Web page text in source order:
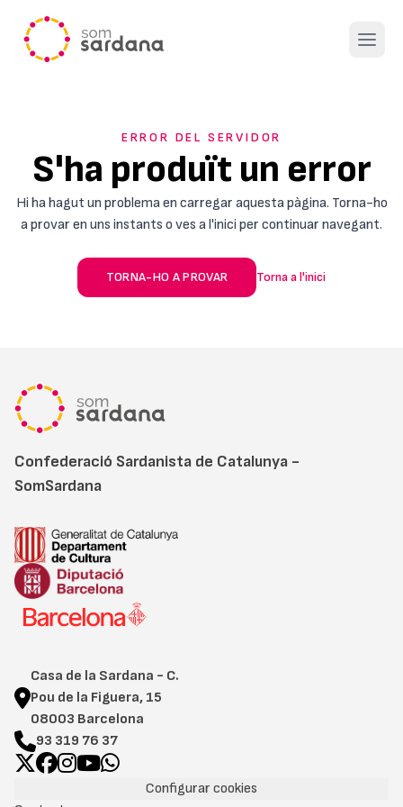
Open
ERROR DEL SERVIDOR
S'ha produït un error
Hi ha hagut un problema en carregar aquesta pàgina. Torna-ho
a provar en uns instants o ves a l'inici per continuar navegant.
TORNA-HO A PROVAR Torna a l'inici
Confederació Sardanista de Catalunya -
SomSardana
Casa de la Sardana - C.
Pou de la Figuera, 15
08003 Barcelona
93 319 76 37
Configurar cookies